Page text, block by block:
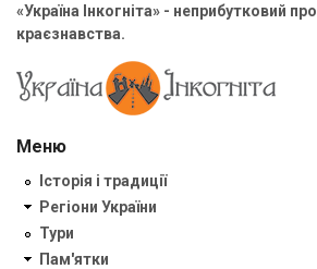
«Україна Інкогніта» - неприбутковий
краєзнавства.
Меню
Історія і традиції
Регіони України
Тури
Пам'ятки